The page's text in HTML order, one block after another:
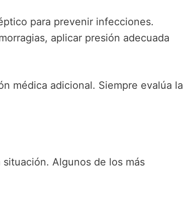
para prevenir infecciones.
aplicar presión adecuada
médica adicional. Siempre evalúa la
Algunos de los más